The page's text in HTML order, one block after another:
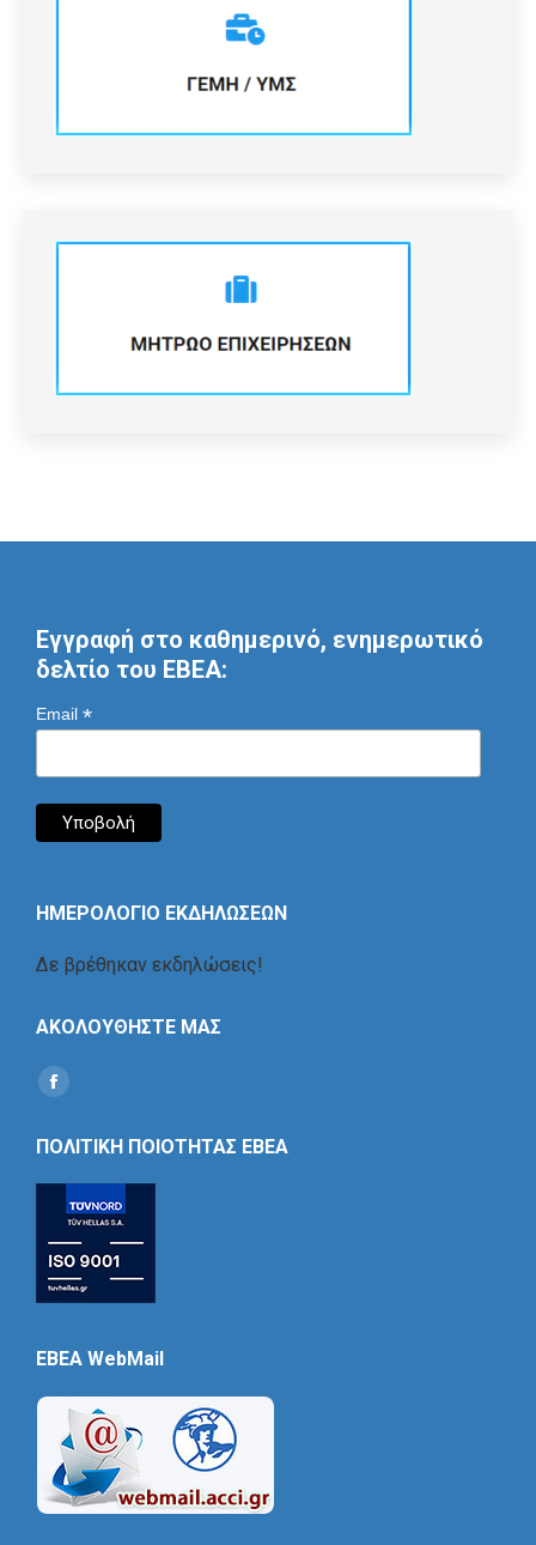
Εγγραφή στο καθημερινό, ενημερωτικό
δελτίο του ΕΒΕΑ:
Email *
ΗΜΕΡΟΛΟΓΙΟ ΕΚΔΗΛΩΣΕΩΝ
Δε βρέθηκαν εκδηλώσεις!
ΑΚΟΛΟΥΘΗΣΤΕ ΜΑΣ
Find us on:
Social
ΠΟΛΙΤΙΚΗ ΠΟΙΟΤΗΤΑΣ ΕΒΕΑ
EBEA WebMail